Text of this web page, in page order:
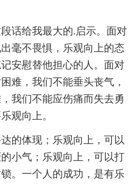
话给我最大的.启示。面对
毫不畏惧，乐观向上的态
安慰替他担心的人。面对
难，我们不能垂头丧气，
我们不能应伤痛而失去勇
观向上。
的体现；乐观向上，可以
小气；乐观向上，可以打
。一个人的成功，是有乐